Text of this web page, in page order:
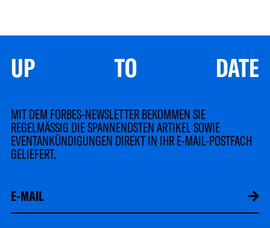
UP TO DATE
MIT DEM FORBES-NEWSLETTER BEKOMMEN SIE
REGELMÄSSIG DIE SPANNENDSTEN ARTIKEL SOWIE
EVENTANKÜNDIGUNGEN DIREKT IN IHR E-MAIL-POSTFACH
GELIEFERT.